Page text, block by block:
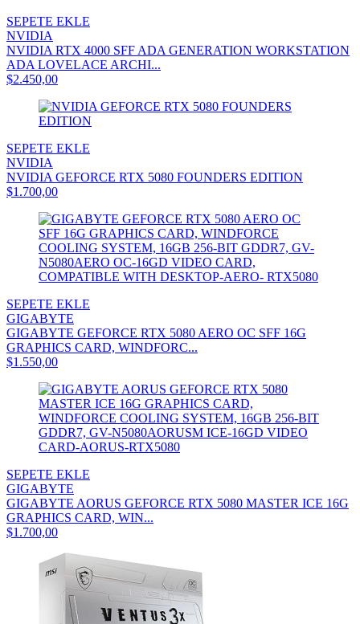
SEPETE EKLE
NVIDIA
NVIDIA RTX 4000 SFF ADA GENERATION WORKSTATION
ADA LOVELACE ARCHI...
$2.450,00
SEPETE EKLE
NVIDIA
NVIDIA GEFORCE RTX 5080 FOUNDERS EDITION
$1.700,00
SEPETE EKLE
GIGABYTE
GIGABYTE GEFORCE RTX 5080 AERO OC SFF 16G
GRAPHICS CARD, WINDFORC...
$1.550,00
SEPETE EKLE
GIGABYTE
GIGABYTE AORUS GEFORCE RTX 5080 MASTER ICE 16G
GRAPHICS CARD, WIN...
$1.700,00